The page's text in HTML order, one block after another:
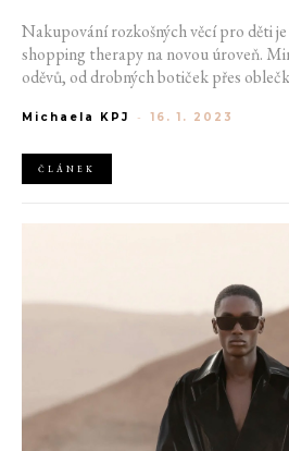
Nakupování rozkošných věcí pro děti
shopping therapy na novou úroveň.
oděvů, od drobných botiček přes
zajímavější, všechny velké módní domy
Michaela KPJ - 16. 1. 2023
ČLÁNEK